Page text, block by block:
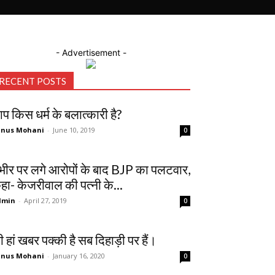
- Advertisement -
RECENT POSTS
किस धर्म के बलात्कारी है?
Mohani - June 10, 2019 0
पर लगे आरोपों के बाद BJP का पलटवार,
केजरीवाल की पत्नी के...
- April 27, 2019 0
हां खबर पक्की है सब दिहाड़ी पर हैं।
Mohani - January 16, 2020 0